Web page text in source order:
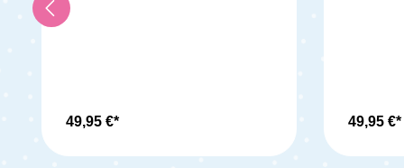
zu verbinden, benötigst du die
Beezy Babyschalen Adapter. Diese
Auto zu Kinderwagen nicht wecken.
49,95 €*
Lieferumfang: 1x
49,95 €*